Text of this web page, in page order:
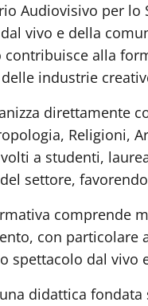
Audiovisivo per
vivo e della
alla
industrie
direttamente
Religioni,
a studenti,
settore,
comprende
con particolare
spettacolo dal vivo
didattica